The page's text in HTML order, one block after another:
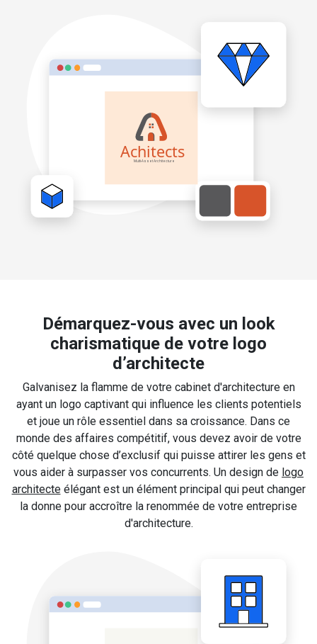
Démarquez-vous avec un look
charismatique de votre logo
d’architecte
Galvanisez la flamme de votre cabinet d'architecture en
ayant un logo captivant qui influence les clients potentiels
et joue un rôle essentiel dans sa croissance. Dans ce
monde des affaires compétitif, vous devez avoir de votre
côté quelque chose d’exclusif qui puisse attirer les gens et
vous aider à surpasser vos concurrents. Un design de logo
architecteélégant est un élément principal qui peut changer
la donne pour accroître la renommée de votre entreprise
d'architecture.